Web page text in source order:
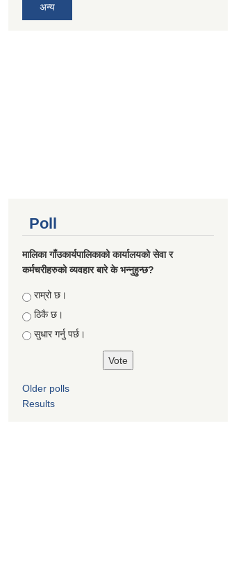
अन्य
Poll
मालिका गाँउकार्यपालिकाको कार्यालयको सेवा र
कर्मचरीहरुको व्यवहार बारे के भन्नुहुन्छ?
Choices
राम्रो छ।
ठिकै छ।
सुधार गर्नु पर्छ।
Older polls
Results